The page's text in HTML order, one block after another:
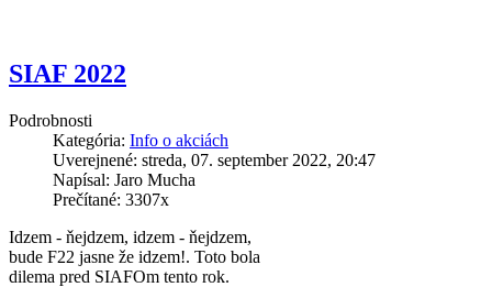
SIAF 2022
Podrobnosti
Kategória: Info o akciách
Uverejnené: streda, 07. september 2022, 20:47
Napísal: Jaro Mucha
Prečítané: 3307x
Idzem - ňejdzem, idzem - ňejdzem,
bude F22 jasne že idzem!. Toto bola
dilema pred SIAFOm tento rok.